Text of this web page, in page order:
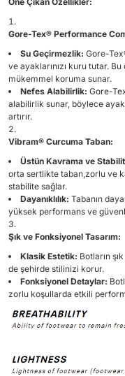
Gore-Tex® Performance
Su Geçirmezlik: Gore-
ve ayaklarınızı kuru tutar.
mükemmel koruma sunar.
Nefes Alabilirlik: Gore-
alabilirlik sunar, böylece
artırır.
Vibram® Curcuma Taban:
Üstün Kavrama ve
orta sertlikte taban,zorlu ve
stabilite sağlar.
Dayanıklılık: Tabanın
yüksek performans ve
Şık ve Fonksiyonel Tasarım:
Klasik Estetik: Botların
de şehirde stilinizi korur.
Fonksiyonel Detaylar:
zorlu koşullarda etkili